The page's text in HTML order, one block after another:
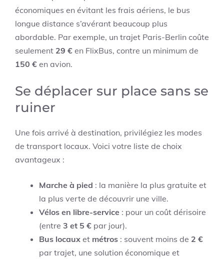
économiques en évitant les frais aériens, le bus
longue distance s’avérant beaucoup plus
abordable. Par exemple, un trajet Paris-Berlin coûte
seulement 29 € en FlixBus, contre un minimum de
150 € en avion.
Se déplacer sur place sans se
ruiner
Une fois arrivé à destination, privilégiez les modes
de transport locaux. Voici votre liste de choix
avantageux :
Marche à pied : la manière la plus gratuite et
la plus verte de découvrir une ville.
Vélos en libre-service : pour un coût dérisoire
(entre 3 et 5 € par jour).
Bus locaux et métros : souvent moins de 2 €
par trajet, une solution économique et